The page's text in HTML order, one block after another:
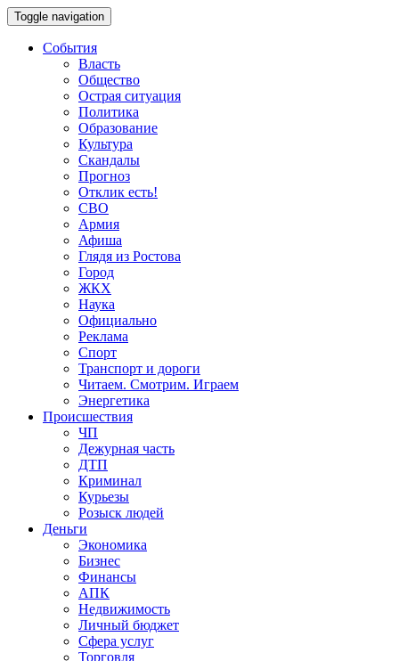
Toggle navigation
События
Власть
Общество
Острая ситуация
Политика
Образование
Культура
Скандалы
Прогноз
Отклик есть!
СВО
Армия
Афиша
Глядя из Ростова
Город
ЖКХ
Наука
Официально
Реклама
Спорт
Транспорт и дороги
Читаем. Смотрим. Играем
Энергетика
Происшествия
ЧП
Дежурная часть
ДТП
Криминал
Курьезы
Розыск людей
Деньги
Экономика
Бизнес
Финансы
АПК
Недвижимость
Личный бюджет
Сфера услуг
Торговля